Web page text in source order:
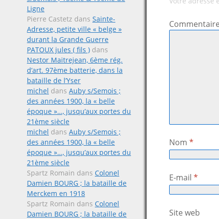
Ligne
Pierre Castetz dans Sainte-
Adresse, petite ville « belge »
durant la Grande Guerre
PATOUX jules ( fils ) dans
Nestor Maitrejean, 6ème rég.
d’art. 97ème batterie, dans la
bataille de l’Yser
michel dans Auby s/Semois ;
des années 1900, la « belle
époque »…, jusqu’aux portes du
21ème siècle
michel dans Auby s/Semois ;
des années 1900, la « belle
époque »…, jusqu’aux portes du
21ème siècle
Spartz Romain dans Colonel
Damien BOURG ; la bataille de
Merckem en 1918
Spartz Romain dans Colonel
Damien BOURG ; la bataille de
Nom*
E-mail*
Site web